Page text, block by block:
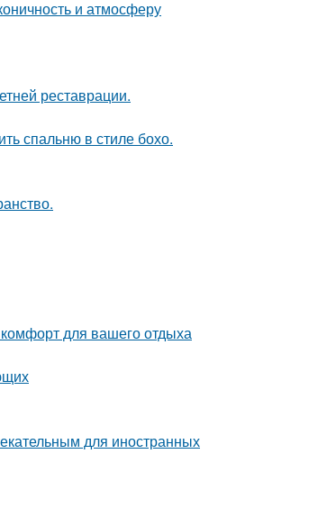
и атмосферу
реставрации.
спальню в стиле бохо.
для вашего отдыха
для иностранных